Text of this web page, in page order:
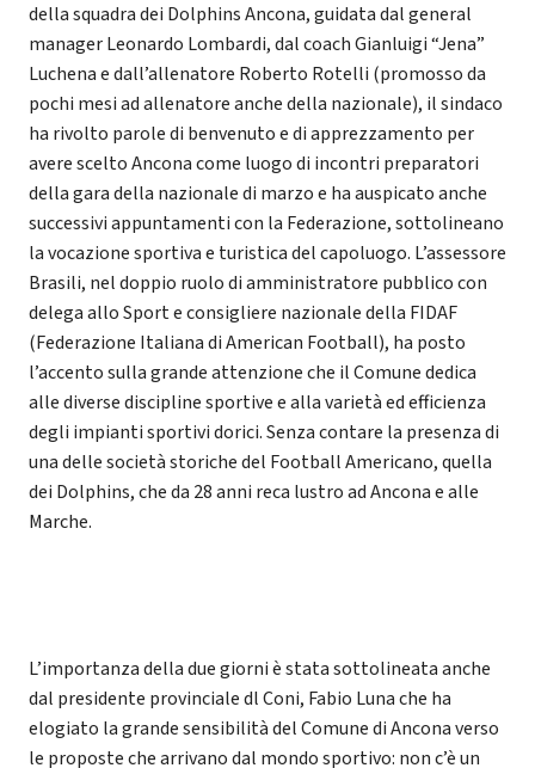
della squadra dei Dolphins Ancona, guidata dal general
manager Leonardo Lombardi, dal coach Gianluigi “Jena”
Luchena e dall’allenatore Roberto Rotelli (promosso da
pochi mesi ad allenatore anche della nazionale), il sindaco
ha rivolto parole di benvenuto e di apprezzamento per
avere scelto Ancona come luogo di incontri preparatori
della gara della nazionale di marzo e ha auspicato anche
successivi appuntamenti con la Federazione, sottolineano
la vocazione sportiva e turistica del capoluogo. L’assessore
Brasili, nel doppio ruolo di amministratore pubblico con
delega allo Sport e consigliere nazionale della FIDAF
(Federazione Italiana di American Football), ha posto
l’accento sulla grande attenzione che il Comune dedica
alle diverse discipline sportive e alla varietà ed efficienza
degli impianti sportivi dorici. Senza contare la presenza di
una delle società storiche del Football Americano, quella
dei Dolphins, che da 28 anni reca lustro ad Ancona e alle
Marche.
L’importanza della due giorni è stata sottolineata anche
dal presidente provinciale dl Coni, Fabio Luna che ha
elogiato la grande sensibilità del Comune di Ancona verso
le proposte che arrivano dal mondo sportivo: non c’è un